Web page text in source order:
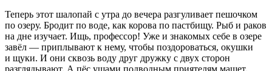
Теперь этот шалопай с утра до вечера разгуливает пешочком
по озеру. Бродит по воде, как корова по пастбищу. Рыб и раков
на дне изучает. Ищь, профессор! Уже и знакомых себе в озере
завёл — приплывают к нему, чтобы поздороваться, окушки
и щуки. И они сквозь воду друг дружку с двух сторон